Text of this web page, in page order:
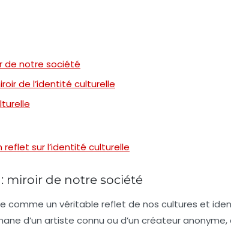
de notre société
de l’identité culturelle
sur l’identité culturelle
miroir de notre société
comme un véritable reflet de nos cultures et
d’un artiste connu ou d’un créateur